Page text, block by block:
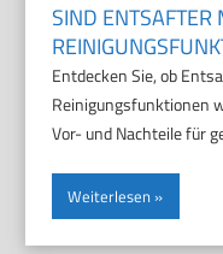
SIND
Entdecken Sie, ob
Reinigungsfunktionen
Vor- und Nachteile für
Weiterlesen